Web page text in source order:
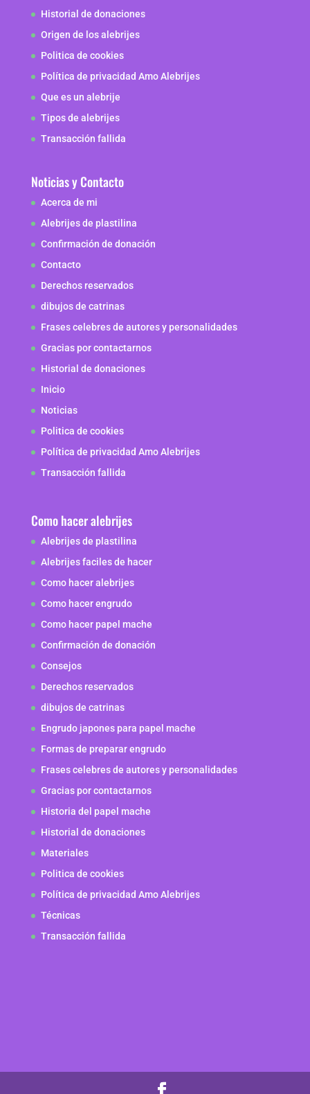
Historial de donaciones
Origen de los alebrijes
Politica de cookies
Política de privacidad Amo Alebrijes
Que es un alebrije
Tipos de alebrijes
Transacción fallida
Noticias y Contacto
Acerca de mi
Alebrijes de plastilina
Confirmación de donación
Contacto
Derechos reservados
dibujos de catrinas
Frases celebres de autores y personalidades
Gracias por contactarnos
Historial de donaciones
Inicio
Noticias
Politica de cookies
Política de privacidad Amo Alebrijes
Transacción fallida
Como hacer alebrijes
Alebrijes de plastilina
Alebrijes faciles de hacer
Como hacer alebrijes
Como hacer engrudo
Como hacer papel mache
Confirmación de donación
Consejos
Derechos reservados
dibujos de catrinas
Engrudo japones para papel mache
Formas de preparar engrudo
Frases celebres de autores y personalidades
Gracias por contactarnos
Historia del papel mache
Historial de donaciones
Materiales
Politica de cookies
Política de privacidad Amo Alebrijes
Técnicas
Transacción fallida